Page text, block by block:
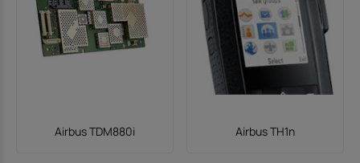
Airbus TDM880i Airbus TH1n